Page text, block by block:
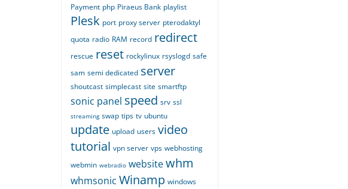
Payment php Piraeus Bank playlist
Plesk port proxy server pterodaktyl
quota radio RAM record redirect
rescue reset rockylinux rsyslogd safe
sam semi dedicated server
shoutcast simplecast site smartftp
sonic panel speed srv ssl
streaming swap tips tv ubuntu
update upload users video
tutorial vpn server vps webhosting
webmin webradio websitewhm
whmsonic Winamp windows